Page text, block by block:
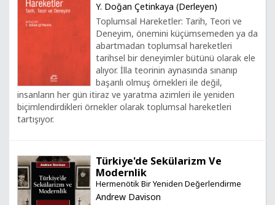
Y. Doğan Çetinkaya (Derleyen)
Toplumsal Hareketler: Tarih, Teori ve
Deneyim, önemini küçümsemeden ya da
abartmadan toplumsal hareketleri
tarihsel bir deneyimler bütünü olarak ele
alıyor. İlla teorinin aynasında sınanıp
başarılı olmuş örnekleri ile değil,
insanların her gün itiraz ve yaratma azimleri ile yeniden
biçimlendirdikleri örnekler olarak toplumsal hareketleri
tartışıyor.
Türkiye'de Sekülarizm Ve
Modernlik
Hermenötik Bir Yeniden Değerlendirme
Andrew Davison